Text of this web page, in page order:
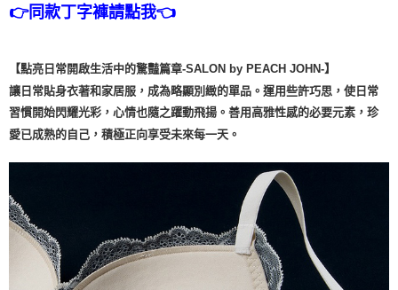
👉同款丁字褲請點我👈
【點亮日常開啟生活中的驚豔篇章-SALON by PEACH JOHN-】
讓日常貼身衣著和家居服，成為略顯別緻的單品。運用些許巧思，使日常
習慣開始閃耀光彩，心情也隨之躍動飛揚。善用高雅性感的必要元素，珍
愛已成熟的自己，積極正向享受未來每一天。